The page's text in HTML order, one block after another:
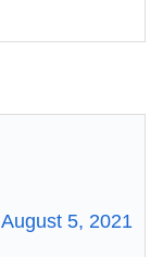
August 5, 2021